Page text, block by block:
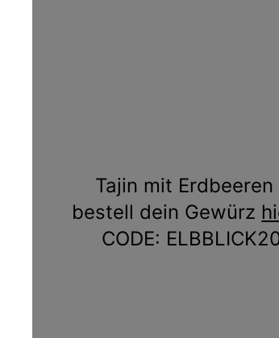
Tajin mit Erdbeeren
bestell dein Gewürz
CODE: